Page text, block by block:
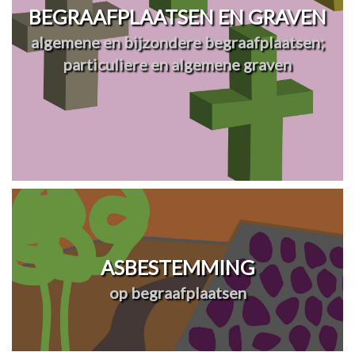
BEGRAAFPLAATSEN EN GRAVEN
algemene en bijzondere begraafplaatsen;
particuliere en algemene graven
ASBESTEMMING
op begraafplaatsen